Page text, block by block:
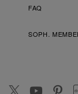
FAQ
SOPH.